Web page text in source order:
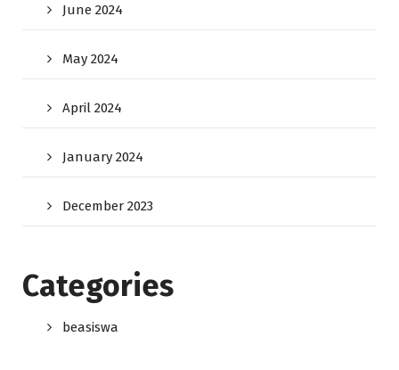
June 2024
May 2024
April 2024
January 2024
December 2023
Categories
beasiswa